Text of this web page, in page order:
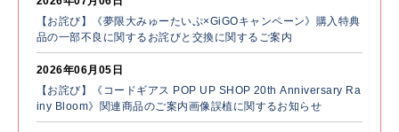
【お詫び】《夢限大みゅーたいぷ×GiGOキャンペーン》購入特典
品の一部不良に関するお詫びと交換に関するご案内
2026年06月05日
【お詫び】《コードギアス POP UP SHOP 20th Anniversary Ra
iny Bloom》関連商品のご案内画像誤植に関するお知らせ